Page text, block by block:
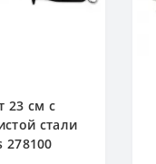
23 см с
стали
278100